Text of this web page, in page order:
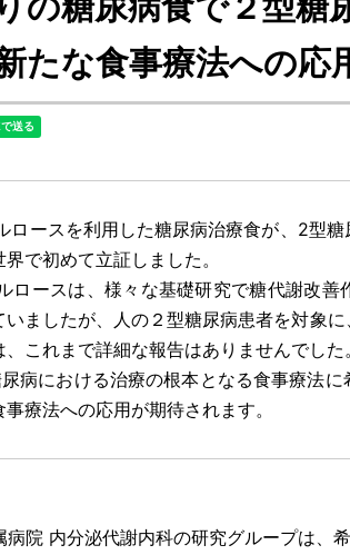
たな食事療法への応
ースを利用した糖尿病治療食が、2型
で初めて立証しました。
ースは、様々な基礎研究で糖代謝改善
いましたが、人の２型糖尿病患者を対象
これまで詳細な報告はありませんでした。
病における治療の根本となる食事療法に
療法への応用が期待されます。
病院 内分泌代謝内科の研究グループは、